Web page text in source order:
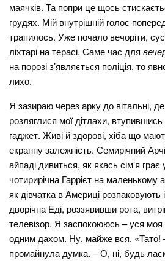
маячків. Та попри це щось
грудях. Мій внутрішній голос
трапилось. Уже почало вечоріти,
ліхтарі на терасі. Саме час для
на порозі з’являється поліція, то
лихо.
Я зазираю через арку до вітальні,
розляглися мої дітлахи,
гаджет. Живі й здорові, хіба що
екранну залежність. Семирічний
айпаді дивиться, як якась сім’я грає
чотирирічна Гаррієт на маленькому
як дівчатка в Америці розпаковують
дворічна Еді, роззявивши рота,
телевізор. Я заспокоююсь – уся моя
одним дахом. Ну, майже вся. «Тато!
промайнула думка. – О, ні, будь